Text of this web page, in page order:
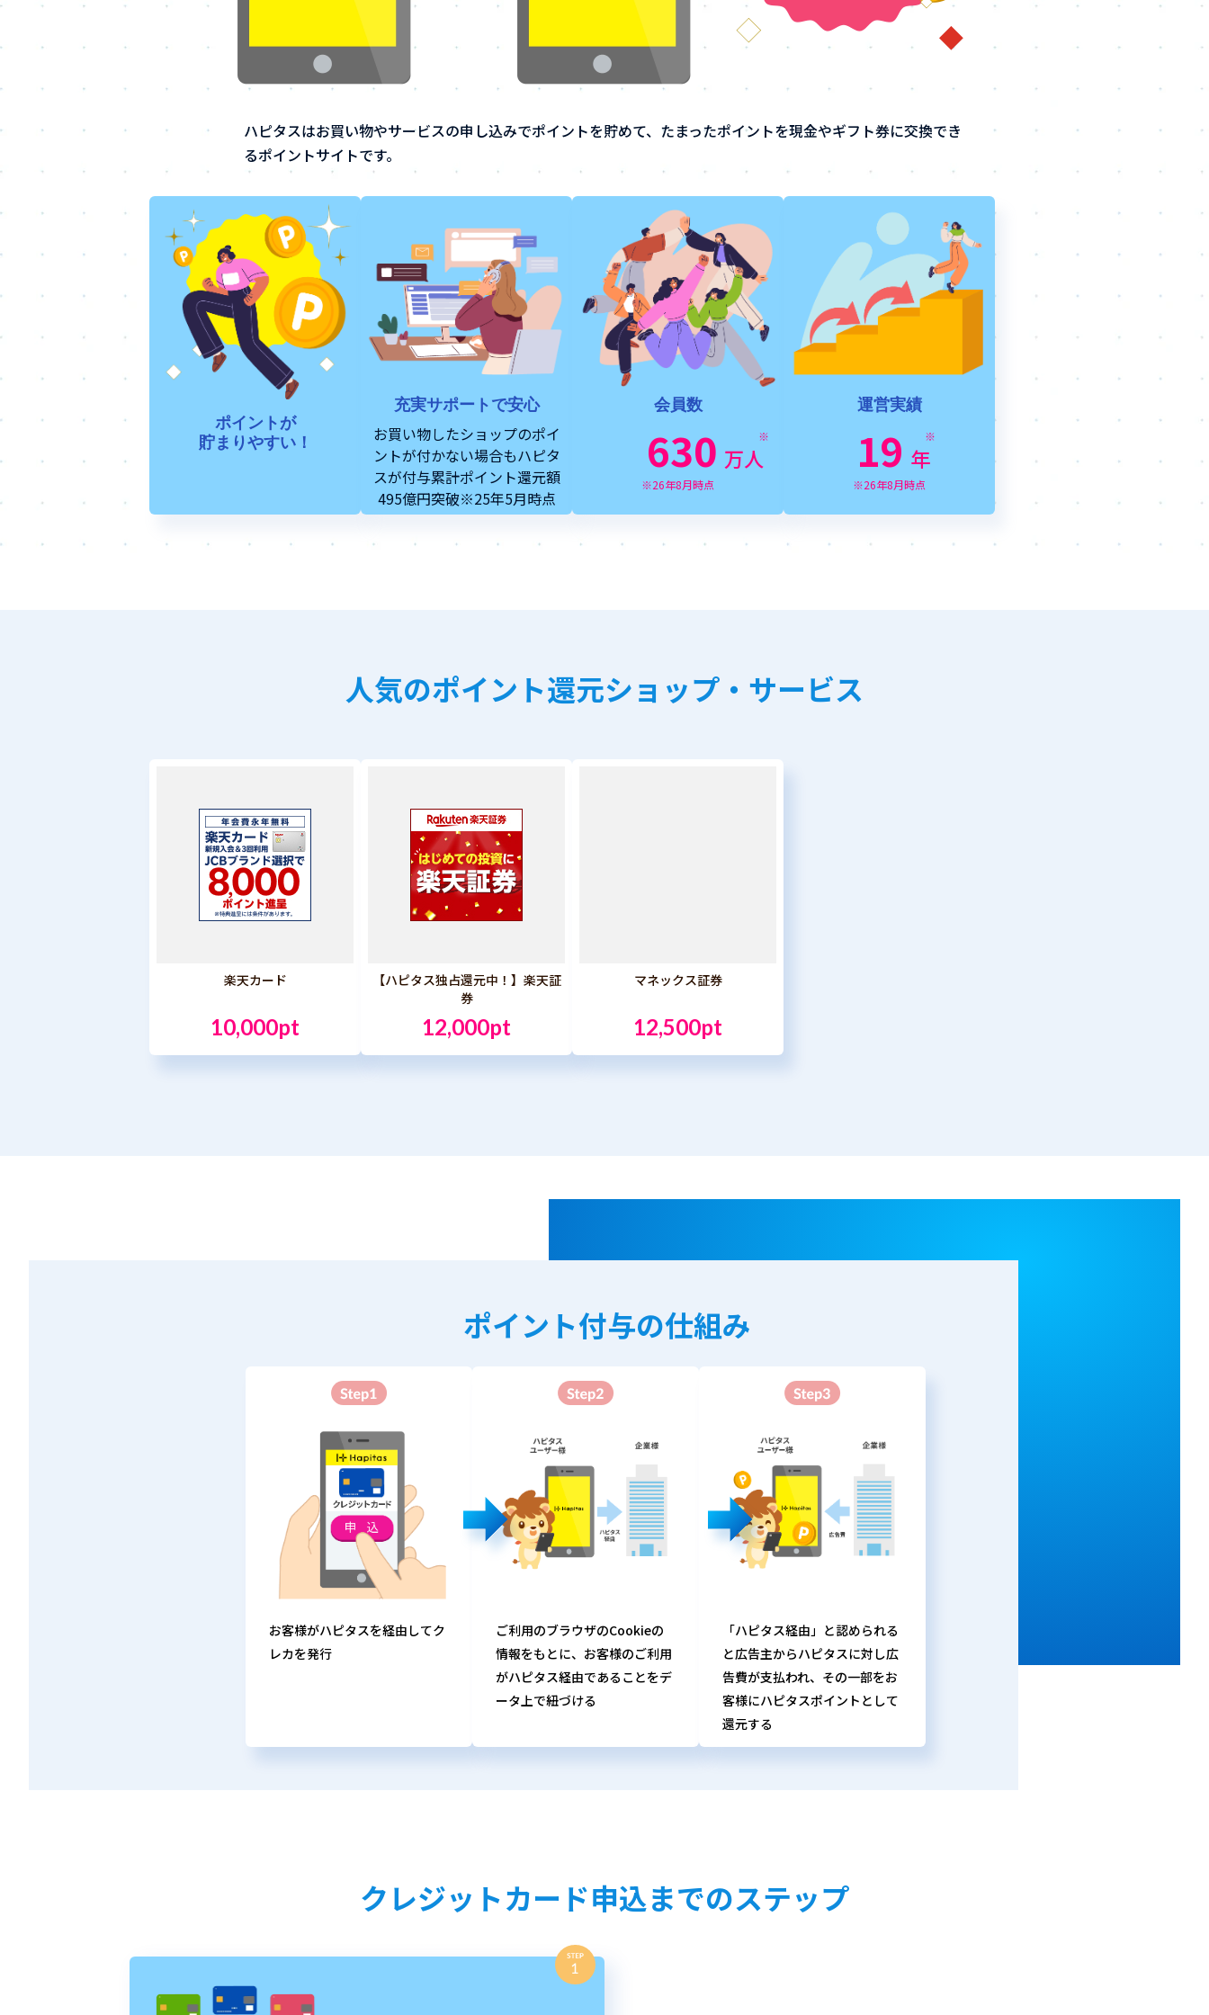
ハピタスはお買い物やサービスの申し込みでポイントを貯めて、たまったポイントを現金やギフト券に交換でき
るポイントサイトです。
ポイントが
貯まりやすい！
充実サポートで安心
お買い物したショップのポイ
ントが付かない場合もハピタ
スが付与累計ポイント還元額
495億円突破※25年5月時点
会員数
630 万人
※
※26年8月時点
運営実績
19 年
※
※26年8月時点
人気のポイント還元ショップ・サービス
楽天カード
10,000pt
【ハピタス独占還元中！】楽天証
券
12,000pt
マネックス証券
12,500pt
ポイント付与の仕組み
お客様がハピタスを経由してク
レカを発行
ご利用のブラウザのCookieの
情報をもとに、お客様のご利用
がハピタス経由であることをデ
ータ上で紐づける
「ハピタス経由」と認められる
と広告主からハピタスに対し広
告費が支払われ、その一部をお
客様にハピタスポイントとして
還元する
クレジットカード申込までのステップ